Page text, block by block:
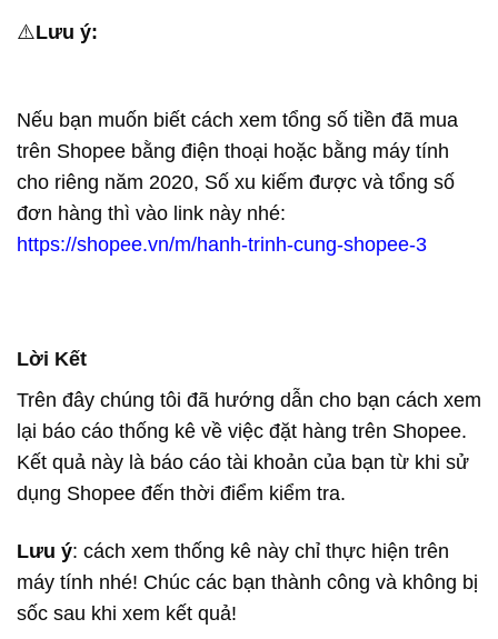
⚠️Lưu ý:
Nếu bạn muốn biết cách xem tổng số tiền đã mua
trên Shopee bằng điện thoại hoặc bằng máy tính
cho riêng năm 2020, Số xu kiếm được và tổng số
đơn hàng thì vào link này nhé:
https://shopee.vn/m/hanh-trinh-cung-shopee-3
Lời Kết
Trên đây chúng tôi đã hướng dẫn cho bạn cách xem
lại báo cáo thống kê về việc đặt hàng trên Shopee.
Kết quả này là báo cáo tài khoản của bạn từ khi sử
dụng Shopee đến thời điểm kiểm tra.
Lưu ý: cách xem thống kê này chỉ thực hiện trên
máy tính nhé! Chúc các bạn thành công và không bị
sốc sau khi xem kết quả!